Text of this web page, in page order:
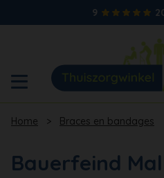
9
Home > Braces en bandages
Bauerfeind